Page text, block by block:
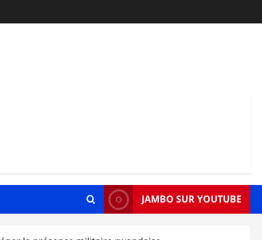
JAMBO SUR YOUTUBE